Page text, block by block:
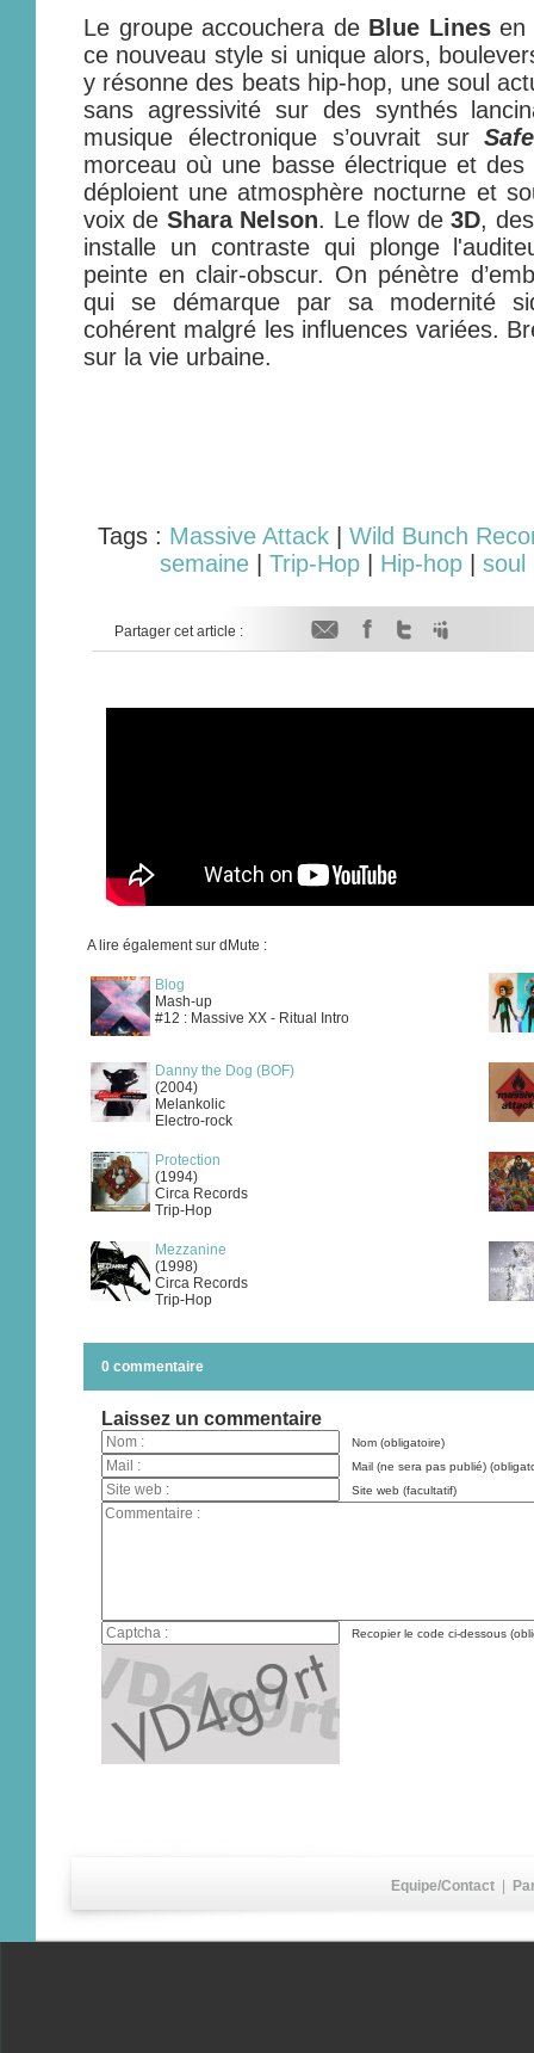
Le groupe accouchera de Blue Linesen
ce nouveau style si unique alors,
y résonne des beats hip-hop, une soul
sans agressivité sur des synthés
musique électronique s’ouvrait sur
morceau où une basse électrique et
déploient une atmosphère nocturne et
voix de Shara Nelson. Le flow de3D,
installe un contraste qui plonge
peinte en clair-obscur. On pénètre
qui se démarque par sa modernité
cohérent malgré les influences variées.
sur la vie urbaine.
Tags : Massive Attack| Wild Bunch
semaine
Trip-Hop Hip-hop soul
Partager cet article :
A lire également sur dMute :
Blog
Mash-up
#12 : Massive XX - Ritual Intro
Danny the Dog (BOF)
(2004)
Melankolic
Electro-rock
Protection
(1994)
Circa Records
Trip-Hop
Mezzanine
(1998)
Circa Records
Trip-Hop
0 commentaire
Laissez un commentaire
Nom (obligatoire)
Mail (ne sera pas publié)
Site web (facultatif)
Recopier le code ci-dessous
Equipe/Contact